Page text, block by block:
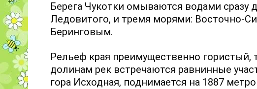
Берега Чукотки омываются водами сразу
Ледовитого, и тремя морями: Восточно-
Беринговым.
Рельеф края преимущественно гористый,
долинам рек встречаются равнинные
гора Исходная, поднимается на 1887